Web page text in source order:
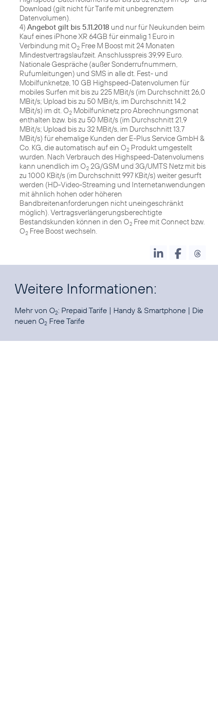
Download (gilt nicht für Tarife mit unbegrenztem
Datenvolumen).
4) Angebot gilt bis 5.11.2018 und nur für Neukunden beim
Kauf eines iPhone XR 64GB für einmalig 1 Euro in
Verbindung mit O2 Free M Boost mit 24 Monaten
Mindestvertragslaufzeit. Anschlusspreis 39,99 Euro.
Nationale Gespräche (außer Sonderrufnummern,
Rufumleitungen) und SMS in alle dt. Fest- und
Mobilfunknetze, 10 GB Highspeed-Datenvolumen für
mobiles Surfen mit bis zu 225 MBit/s (im Durchschnitt 26,0
MBit/s; Upload bis zu 50 MBit/s, im Durchschnitt 14,2
MBit/s) im dt. O2 Mobilfunknetz pro Abrechnungsmonat
enthalten bzw. bis zu 50 MBit/s (im Durchschnitt 21,9
MBit/s; Upload bis zu 32 MBit/s, im Durchschnitt 13,7
MBit/s) für ehemalige Kunden der E-Plus Service GmbH &
Co. KG, die automatisch auf ein O2 Produkt umgestellt
wurden. Nach Verbrauch des Highspeed-Datenvolumens
kann unendlich im O2 2G/GSM und 3G/UMTS Netz mit bis
zu 1000 KBit/s (im Durchschnitt 997 KBit/s) weiter gesurft
werden (HD-Video-Streaming und Internetanwendungen
mit ähnlich hohen oder höheren
Bandbreitenanforderungen nicht uneingeschränkt
möglich). Vertragsverlängerungsberechtigte
Bestandskunden können in den O2 Free mit Connect bzw.
O2 Free Boost wechseln.
Weitere Informationen:
Mehr von O2: Prepaid Tarife | Handy & Smartphone | Die
neuen O2 Free Tarife